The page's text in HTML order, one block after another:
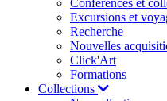
Conférences et
Excursions et
Recherche
Nouvelles
Click'Art
Formations
Collections